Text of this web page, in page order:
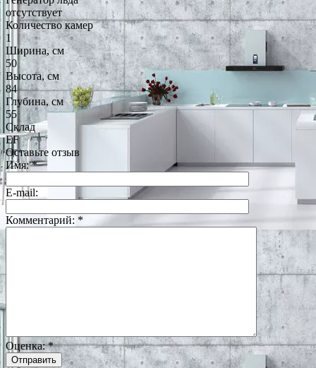
отсутствует
Количество камер
1
Ширина, см
50
Высота, см
84
Глубина, см
55
Склад
EF
Оставьте отзыв
Имя:*
E-mail:
Комментарий: *
Оценка:*